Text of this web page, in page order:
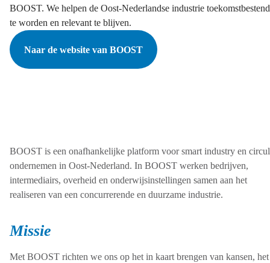
BOOST. We helpen de Oost-Nederlandse industrie
te worden en relevant te blijven.
Naar de website van BOOST
BOOST is een onafhankelijke platform voor smart industry en
ondernemen in Oost-Nederland. In BOOST werken bedrijven,
intermediairs, overheid en onderwijsinstellingen samen aan het
realiseren van een concurrerende en duurzame industrie.
Missie
Met BOOST richten we ons op het in kaart brengen van kansen, het